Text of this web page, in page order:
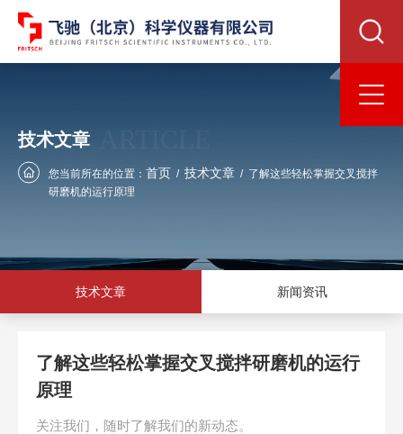
技术文章
您当前所在的位置： 首页 / 技术文章 / 了解这些轻松掌握交叉搅拌
研磨机的运行原理
技术文章 新闻资讯
了解这些轻松掌握交叉搅拌研磨机的运行
原理
关注我们，随时了解我们的新动态。